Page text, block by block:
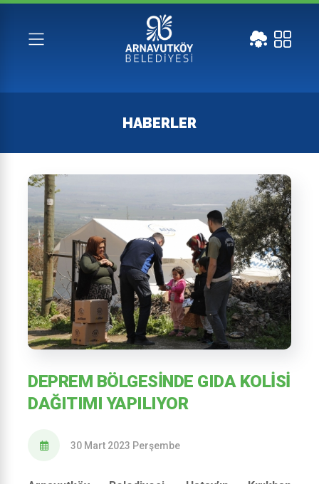
HABERLER
DEPREM BÖLGESINDE GIDA KOLISI
DAĞITIMI YAPILIYOR
30 Mart 2023 Perşembe